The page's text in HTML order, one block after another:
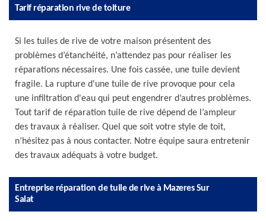
Tarif réparation rive de toiture
Si les tuiles de rive de votre maison présentent des
problèmes d’étanchéité, n’attendez pas pour réaliser les
réparations nécessaires. Une fois cassée, une tuile devient
fragile. La rupture d'une tuile de rive provoque pour cela
une infiltration d'eau qui peut engendrer d’autres problèmes.
Tout tarif de réparation tuile de rive dépend de l’ampleur
des travaux à réaliser. Quel que soit votre style de toit,
n’hésitez pas à nous contacter. Notre équipe saura entretenir
des travaux adéquats à votre budget.
Entreprise réparation de tuile de rive à Mazeres Sur
Salat